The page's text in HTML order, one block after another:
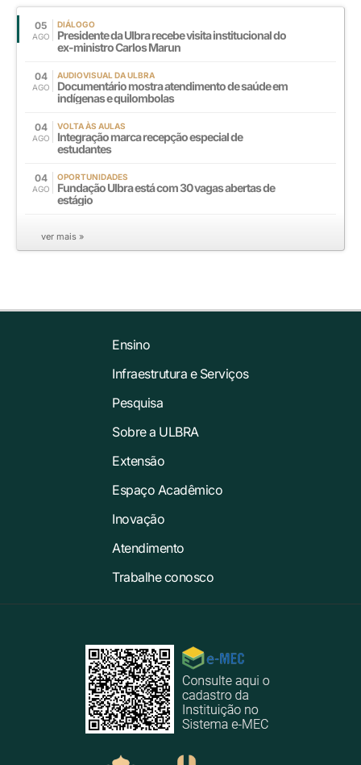
05
AGO
DIÁLOGO
Presidente da Ulbra recebe visita institucional do
ex-ministro Carlos Marun
04
AGO
AUDIOVISUAL DA ULBRA
Documentário mostra atendimento de saúde em
indígenas e quilombolas
04
AGO
VOLTA ÀS AULAS
Integração marca recepção especial de
estudantes
04
AGO
OPORTUNIDADES
Fundação Ulbra está com 30 vagas abertas de
estágio
ver mais »
Ensino
Infraestrutura e Serviços
Pesquisa
Sobre a ULBRA
Extensão
Espaço Acadêmico
Inovação
Atendimento
Trabalhe conosco